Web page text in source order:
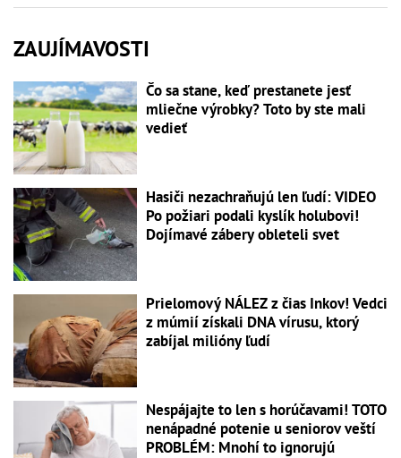
ZAUJÍMAVOSTI
Čo sa stane, keď prestanete jesť
mliečne výrobky? Toto by ste mali
vedieť
Hasiči nezachraňujú len ľudí: VIDEO
Po požiari podali kyslík holubovi!
Dojímavé zábery obleteli svet
Prielomový NÁLEZ z čias Inkov! Vedci
z múmií získali DNA vírusu, ktorý
zabíjal milióny ľudí
Nespájajte to len s horúčavami! TOTO
nenápadné potenie u seniorov veští
PROBLÉM: Mnohí to ignorujú